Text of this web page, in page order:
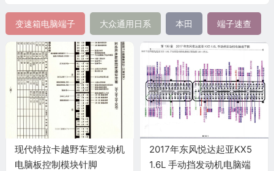
变速箱电脑端子 大众通用日系 本田 端子速查
现代特拉卡越野车型发动机
电脑板控制模块针脚
2017年东风悦达起亚KX5
1.6L 手动挡发动机电脑端